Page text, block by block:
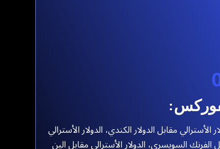
الأسترالي مقابل الدولار الكندي، الدولار الأسترالي
الفرنك السويسري، الدولار الأسترالي مقابل الين